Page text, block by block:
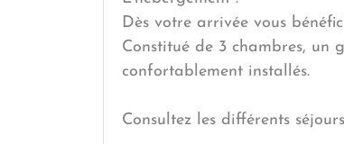
Dès votre arrivée vous
Constitué de 3 chambres, un
confortablement installés.
Consultez les différents